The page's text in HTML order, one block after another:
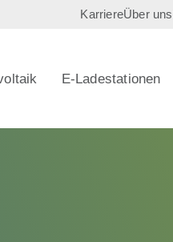
KarriereÜber uns
E-Ladestationen